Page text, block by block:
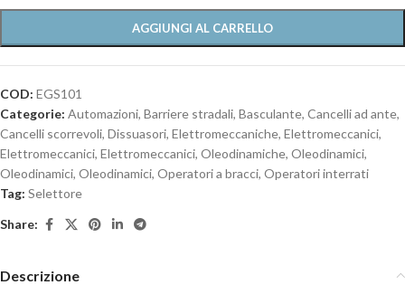
AGGIUNGI AL CARRELLO
COD: EGS101
Categorie: Automazioni, Barriere stradali, Basculante, Cancelli ad ante,
Cancelli scorrevoli, Dissuasori, Elettromeccaniche, Elettromeccanici,
Elettromeccanici, Elettromeccanici, Oleodinamiche, Oleodinamici,
Oleodinamici, Oleodinamici, Operatori a bracci, Operatori interrati
Tag: Selettore
Share:
Descrizione